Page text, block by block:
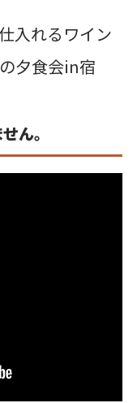
入れるワイン
夕食会in宿
ん。